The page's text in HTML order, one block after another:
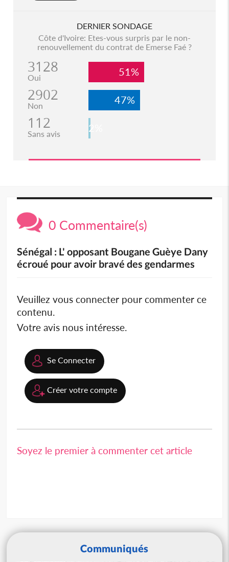
DERNIER SONDAGE
Côte d'Ivoire: Etes-vous surpris par le non-
renouvellement du contrat de Emerse Faé ?
3128
Oui 51%
2902
Non 47%
112
Sans avis 2%
0 Commentaire(s)
Sénégal : L' opposant Bougane Guèye Dany
écroué pour avoir bravé des gendarmes
Veuillez vous connecter pour commenter ce
contenu.
Votre avis nous intéresse.
Se Connecter
Créer votre compte
Soyez le premier à commenter cet article
Communiqués